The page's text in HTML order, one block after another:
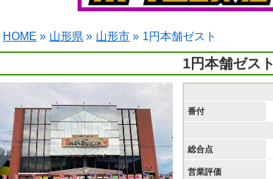
HOME » 山形県 » 山形市 » 1円本舗ゼスト
1円本舗ゼスト
番付
総合点
営業評価